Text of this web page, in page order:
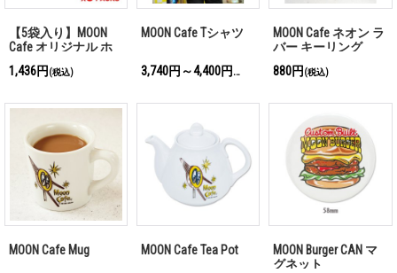
【5袋入り】MOON
Cafe オリジナル ホ
1,436円 (税込)
MOON Cafe Tシャツ
3,740円～4,400円
(税込)
MOON Cafe ネオン ラ
バー キーリング
880円 (税込)
MOON Cafe Mug MOON Cafe Tea Pot
MOON Burger CAN マ
グネット